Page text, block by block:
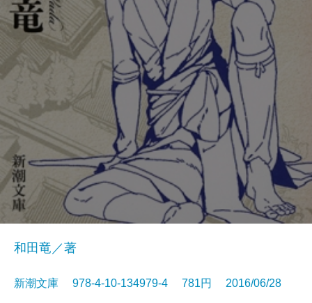
和田竜／著
新潮文庫 978-4-10-134979-4 781円 2016/06/28